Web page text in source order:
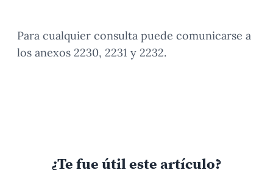
Para cualquier consulta puede comunicarse a
los anexos 2230, 2231 y 2232.
¿Te fue útil este artículo?